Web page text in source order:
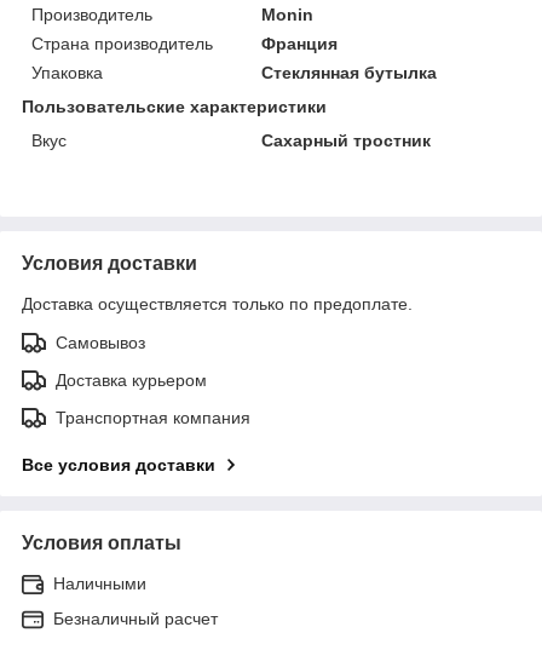
Производитель
Monin
Страна производитель
Франция
Упаковка
Стеклянная бутылка
Пользовательские характеристики
Вкус
Сахарный тростник
Условия доставки
Доставка осуществляется только по предоплате.
Самовывоз
Доставка курьером
Транспортная компания
Все условия доставки
Условия оплаты
Наличными
Безналичный расчет